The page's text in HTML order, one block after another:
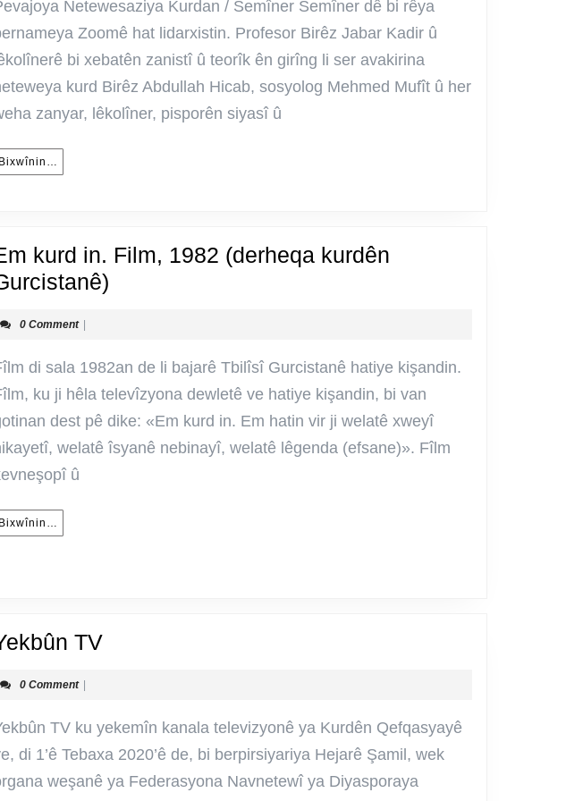
Netewesaziya Kurdan / Semîner Semîner dê bi rêya
Zoomê hat lidarxistin. Profesor Birêz Jabar Kadir û
bi xebatên zanistî û teorîk ên girîng li ser avakirina
kurd Birêz Abdullah Hicab, sosyolog Mehmed Mufît û her
zanyar, lêkolîner, pisporên siyasî û
Bixwînin…
kurd in. Film, 1982 (derheqa kurdên
Film,
1982
(derheqa
kurdên
0 Comment
di sala 1982an de li bajarê Tbilîsî Gurcistanê hatiye kişandin.
ku ji hêla televîzyona dewletê ve hatiye kişandin, bi van
dest pê dike: «Em kurd in. Em hatin vir ji welatê xweyî
welatê îsyanê nebinayî, welatê lêgenda (efsane)». Fîlm
û
Bixwînin…
TVYekbûn
0 Comment
TV ku yekemîn kanala televizyonê ya Kurdên Qefqasyayê
di 1’ê Tebaxa 2020’ê de, bi berpirsiyariya Hejarê Şamil, wek
weşanê ya Federasyona Navnetewî ya Diyasporaya